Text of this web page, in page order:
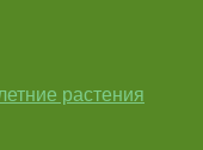
растения